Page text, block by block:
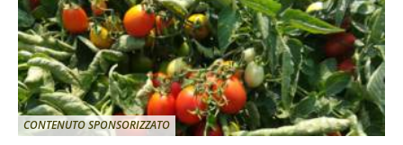
CONTENUTO SPONSORIZZATO